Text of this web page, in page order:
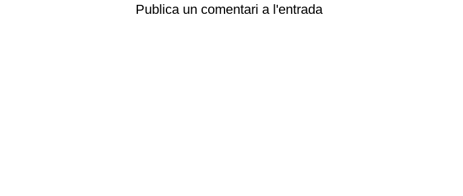
Publica un comentari a l'entrada